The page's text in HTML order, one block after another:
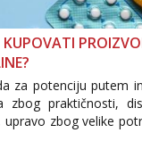
tvoj poziv!
064/677-677- Kod: #142
- mob:1,12€ min
za potenciju putem
zbog praktičnosti,
zbog velike
krivotvoreni
te proizvodi